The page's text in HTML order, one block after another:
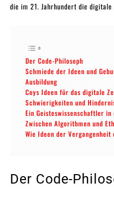
die im 21. Jahrhundert die
Der Code-Philosoph
Schmiede der Ideen und
Ausbildung
Coys Ideen für das digitale
Schwierigkeiten und
Ein Geisteswissenschaftler
Zwischen Algorithmen und
Wie Ideen der
Der Code-